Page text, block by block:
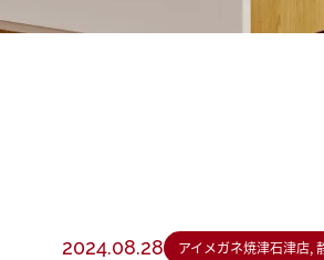
2024.08.28 アイメガネ焼津石津店,